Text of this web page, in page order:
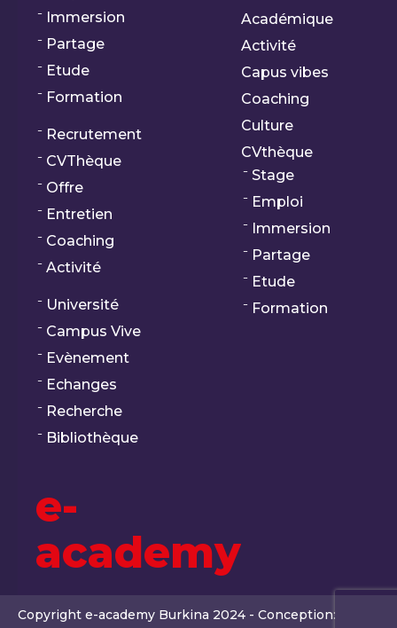
Immersion
Partage
Etude
Formation
Recrutement
CVThèque
Offre
Entretien
Coaching
Activité
Université
Campus Vive
Evènement
Echanges
Recherche
Bibliothèque
e-
academy
Académique
Activité
Capus vibes
Coaching
Culture
CVthèque
Stage
Emploi
Immersion
Partage
Etude
Formation
Copyright e-academy Burkina 2024 - Conception: